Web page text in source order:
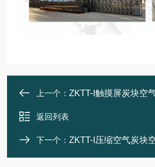
上一个： ZKTT-I触摸屏炭块空
返回列表
下一个： ZKTT-I压缩空气炭块